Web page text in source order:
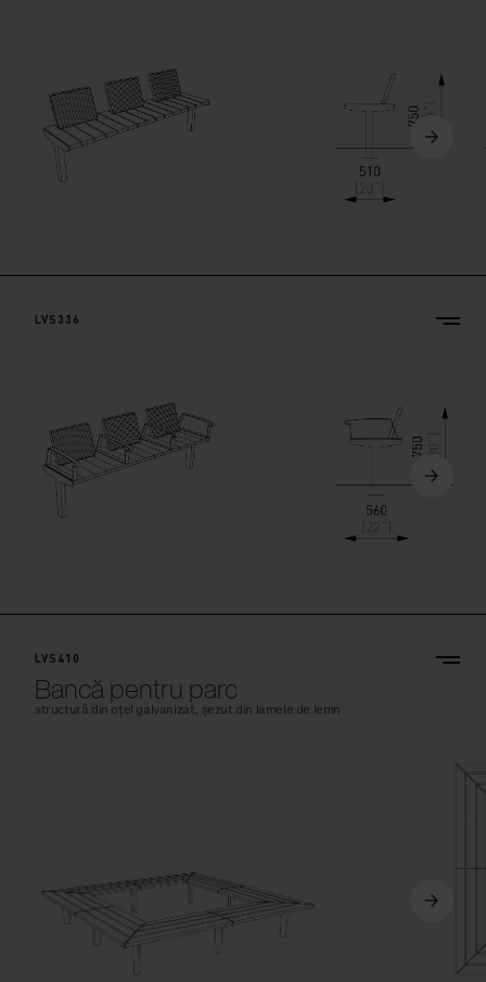
LVS336
LVS410
Bancă pentru parc
structură din oțel galvanizat, șezut din lamele de lemn